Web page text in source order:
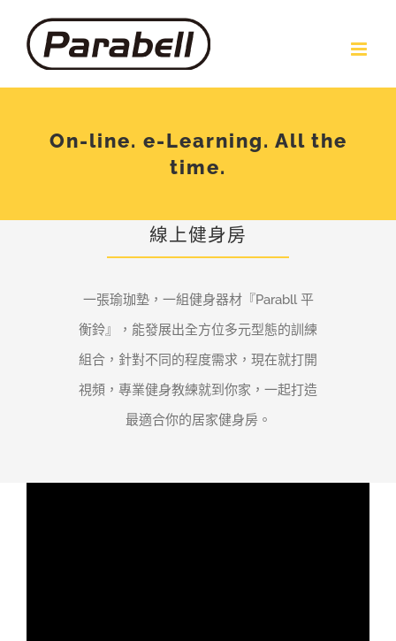
content
On-line. e-Learning. All the
time.
線上健身房
一張瑜珈墊，一組健身器材『Parabll 平
衡鈴』，能發展出全方位多元型態的訓練
組合，針對不同的程度需求，現在就打開
視頻，專業健身教練就到你家，一起打造
最適合你的居家健身房。